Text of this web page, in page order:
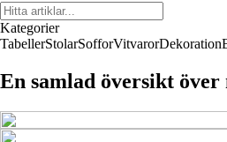
Kategorier
TabellerStolarSofforVitvarorDekoration
En samlad översikt